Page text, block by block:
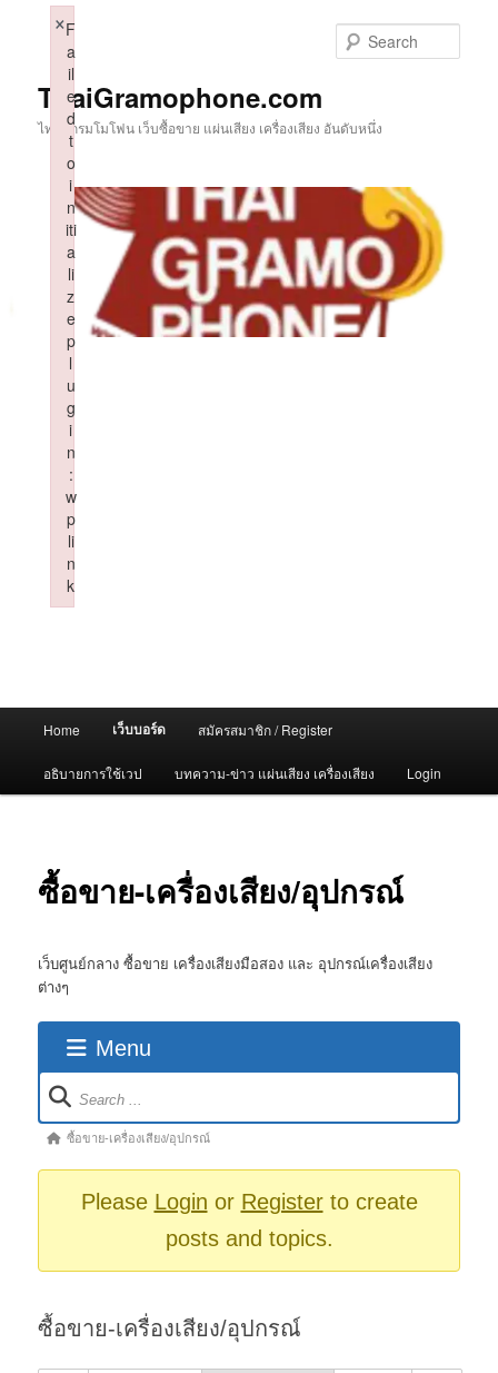
ThaiGramophone.com
ไทยแกรมโมโฟน เว็บซื้อขาย แผ่นเสียง เครื่องเสียง อันดับหนึ่ง
Home เว็บบอร์ด สมัครสมาชิก / Register
อธิบายการใช้เวป บทความ-ข่าว แผ่นเสียง เครื่องเสียง Login
ซื้อขาย-เครื่องเสียง/อุปกรณ์
เว็บศูนย์กลาง ซื้อขาย เครื่องเสียงมือสอง และ อุปกรณ์เครื่องเสียง
ต่างๆ
Menu
Forum
Navigation
Forumซื้อขาย-เครื่องเสียง/อุปกรณ์
Please Login or Registerto create
posts and topics.
ซื้อขาย-เครื่องเสียง/อุปกรณ์
F
a
il
e
d
t
o
i
n
iti
a
li
z
e
p
l
u
g
i
n
:
w
p
li
n
k
×
Failed to initialize plugin: wplink